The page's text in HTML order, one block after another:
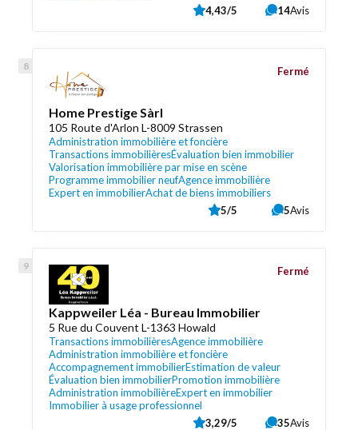
4,43/5 14Avis
Home Prestige Sàrl
105 Route d'Arlon L-8009 Strassen
Administration immobilière et foncière
Transactions immobilièresÉvaluation bien immobilier
Valorisation immobilière par mise en scène
Programme immobilier neufAgence immobilière
Expert en immobilierAchat de biens immobiliers
Fermé
5/5 5Avis
Kappweiler Léa - Bureau Immobilier
5 Rue du Couvent L-1363 Howald
Transactions immobilièresAgence immobilière
Administration immobilière et foncière
Accompagnement immobilierEstimation de valeur
Évaluation bien immobilierPromotion immobilière
Administration immobilièreExpert en immobilier
Immobilier à usage professionnel
Fermé
3,29/5 35Avis